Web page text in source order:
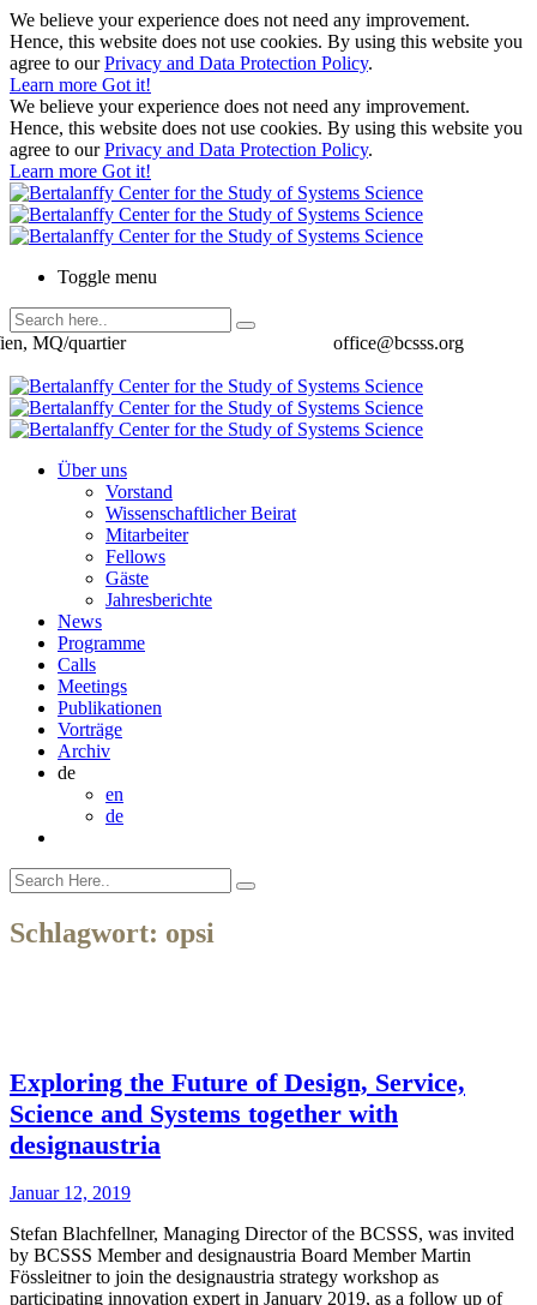
We believe your experience does not need any improvement.
Hence, this website does not use cookies. By using this website you
agree to ourPrivacy and Data Protection Policy.
Learn more Got it!
We believe your experience does not need any improvement.
Hence, this website does not use cookies. By using this website you
agree to ourPrivacy and Data Protection Policy.
Learn more Got it!
Toggle menu
office@bcsss.org
MQ/quartier
Über uns
Vorstand
Wissenschaftlicher Beirat
Mitarbeiter
Fellows
Gäste
Jahresberichte
News
Programme
Calls
Meetings
Publikationen
Vorträge
Archiv
de
en
de
Schlagwort: opsi
Exploring the Future of Design, Service,
Science and Systems together with
designaustria
Januar 12, 2019
Stefan Blachfellner, Managing Director of the BCSSS, was invited
by BCSSS Member and designaustria Board Member Martin
Fössleitner to join the designaustria strategy workshop as
participating innovation expert in January 2019, as a follow up of